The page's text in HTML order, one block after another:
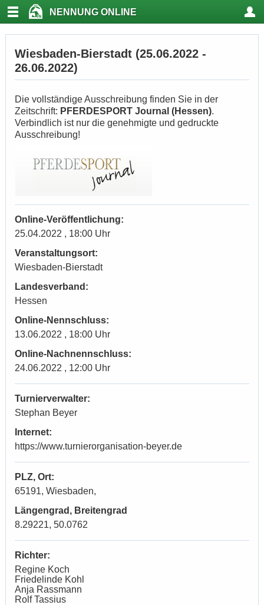
NENNUNG ONLINE
Wiesbaden-Bierstadt (25.06.2022 -
26.06.2022)
Die vollständige Ausschreibung finden Sie in der
Zeitschrift: PFERDESPORT Journal (Hessen).
Verbindlich ist nur die genehmigte und gedruckte
Ausschreibung!
Online-Veröffentlichung:
25.04.2022 , 18:00 Uhr
Veranstaltungsort:
Wiesbaden-Bierstadt
Landesverband:
Hessen
Online-Nennschluss:
13.06.2022 , 18:00 Uhr
Online-Nachnennschluss:
24.06.2022 , 12:00 Uhr
Turnierverwalter:
Stephan Beyer
Internet:
https://www.turnierorganisation-beyer.de
PLZ, Ort:
65191, Wiesbaden,
Längengrad, Breitengrad
8.29221, 50.0762
Richter:
Regine Koch
Friedelinde Kohl
Anja Rassmann
Rolf Tassius